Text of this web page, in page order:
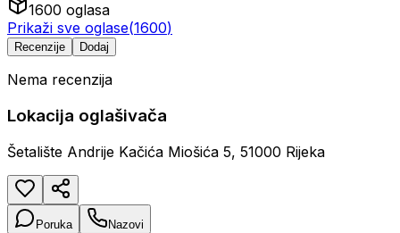
1600 oglasa
Prikaži sve oglase(1600)
Recenzije Dodaj
Nema recenzija
Lokacija oglašivača
Šetalište Andrije Kačića Miošića 5, 51000 Rijeka
Poruka Nazovi